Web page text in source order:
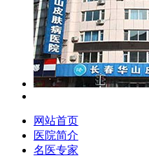
网站首页
医院简介
名医专家